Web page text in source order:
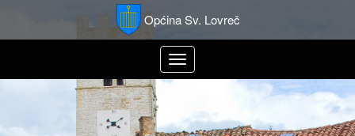
Općina Sv. Lovreč
Toggle
navigation